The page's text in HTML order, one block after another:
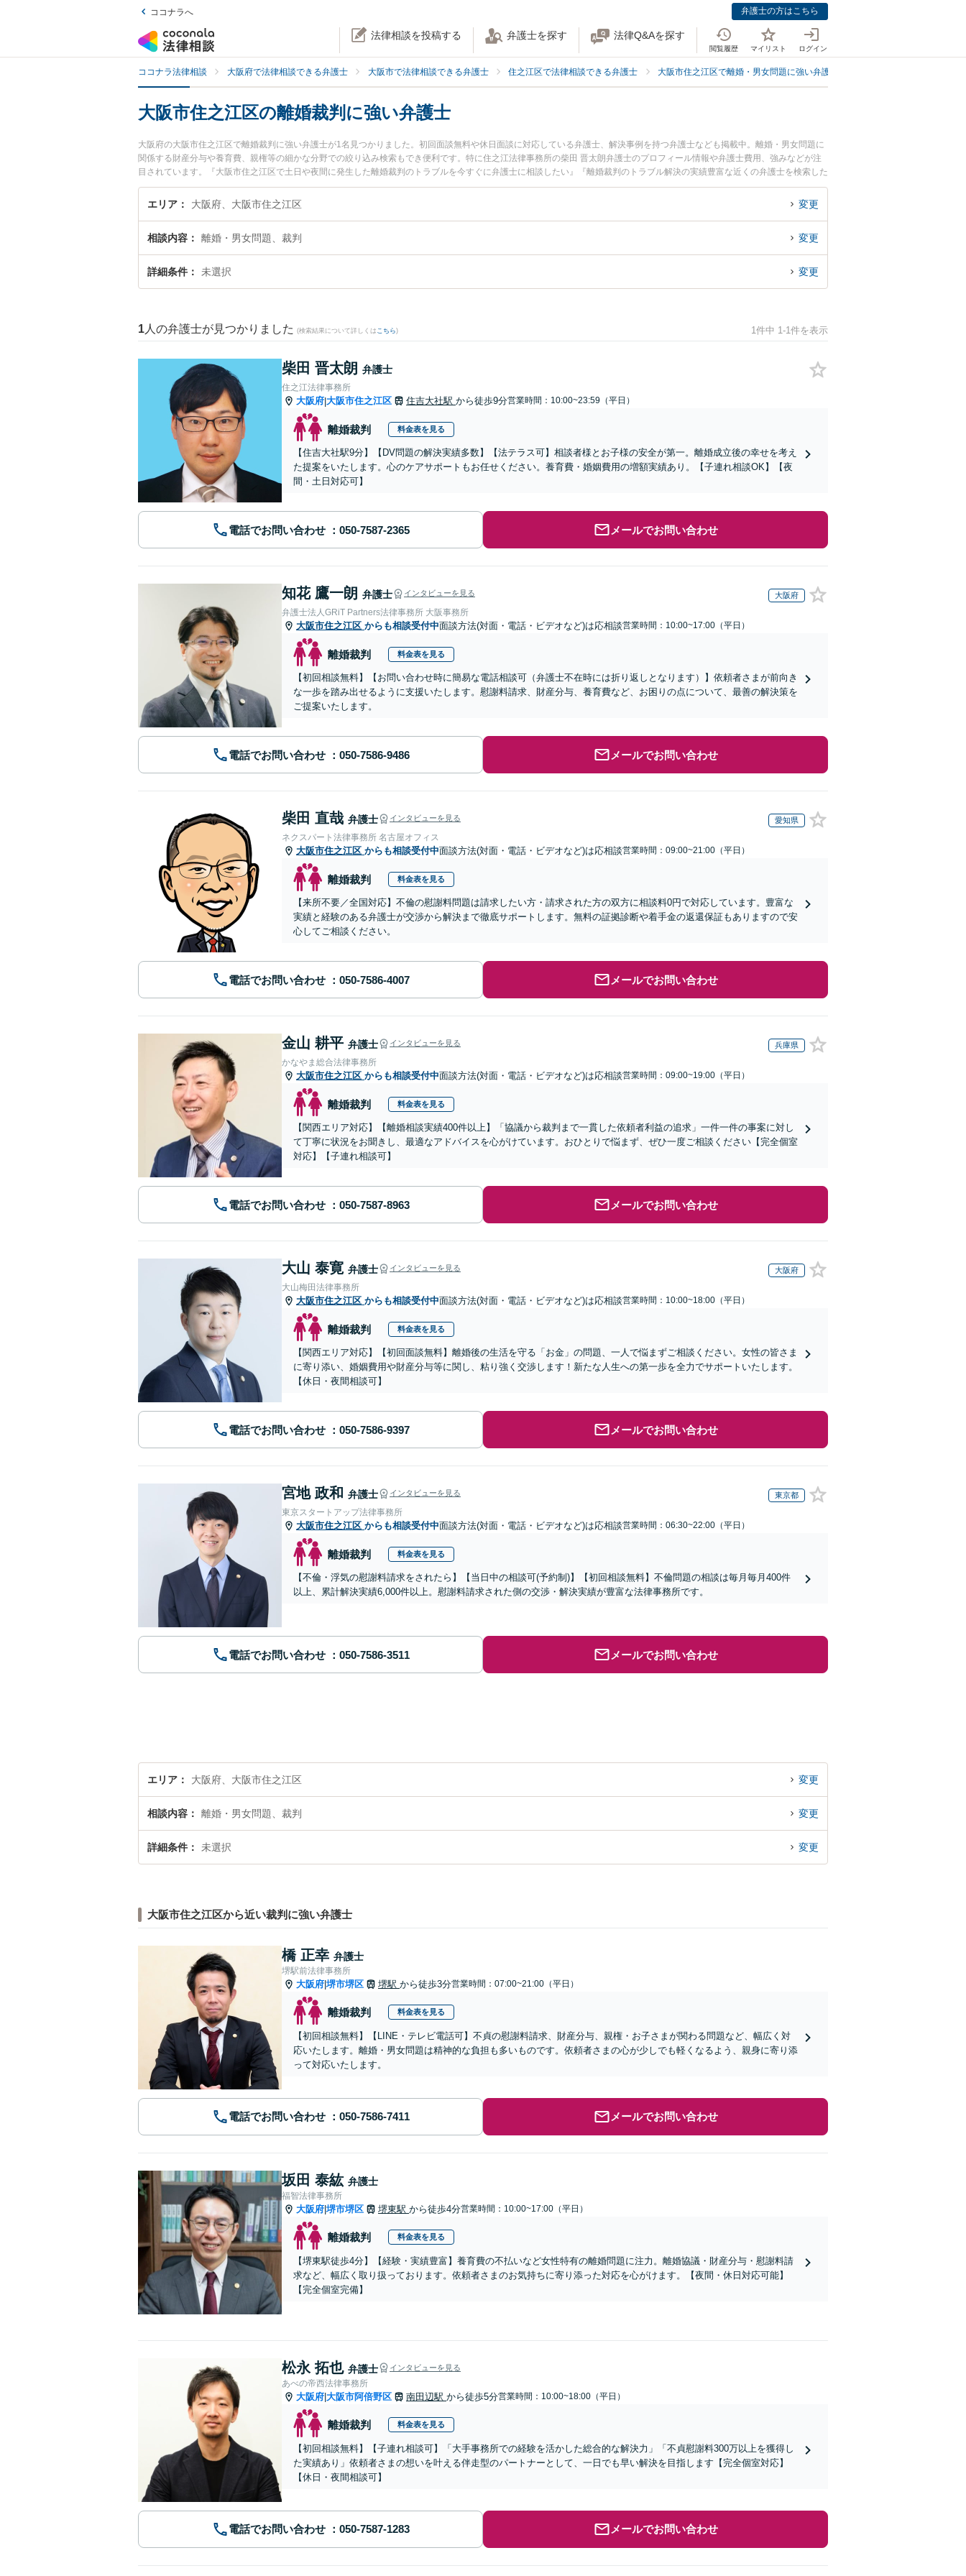
ココナラへ 弁護士の方はこちら
法律相談を投稿する 弁護士を探す 法律Q&Aを探す
閲覧履歴 マイリスト ログイン
ココナラ法律相談 大阪府で法律相談できる弁護士 大阪市で法律相談できる弁護士 住之江区で法律相談できる弁護士 大阪市住之江区で離婚・男女問題に強い弁護士
大阪市住之江区の離婚裁判に強い弁護士
大阪府の大阪市住之江区で離婚裁判に強い弁護士が1名見つかりました。初回面談無料や休日面談に対応している弁護士、解決事例を持つ弁護士なども掲載中。離婚・男女問題に
関係する財産分与や養育費、親権等の細かな分野での絞り込み検索もでき便利です。特に住之江法律事務所の柴田 晋太朗弁護士のプロフィール情報や弁護士費用、強みなどが注
目されています。『大阪市住之江区で土日や夜間に発生した離婚裁判のトラブルを今すぐに弁護士に相談したい』『離婚裁判のトラブル解決の実績豊富な近くの弁護士を検索した
い』『初回相談無料で離婚裁判を法律相談できる大阪市住之江区内の弁護士に相談予約したい』などでお困りの相談者さんにおすすめです。
エリア 大阪府、大阪市住之江区 変更
相談内容 離婚・男女問題、裁判 変更
詳細条件 未選択 変更
1 人の弁護士が見つかりました (検索結果について詳しくは こちら) 1件中 1-1件を表示
柴田 晋太朗 弁護士
住之江法律事務所
大阪府|大阪市住之江区 住吉大社駅 から徒歩9分営業時間：10:00~23:59（平日）
離婚裁判 料金表を見る
【住吉大社駅9分】【DV問題の解決実績多数】【法テラス可】相談者様とお子様の安全が第一。離婚成立後の幸せを考え
た提案をいたします。心のケアサポートもお任せください。養育費・婚姻費用の増額実績あり。【子連れ相談OK】【夜
間・土日対応可】
電話でお問い合わせ メールでお問い合わせ
知花 鷹一朗 弁護士 インタビューを見る 大阪府
弁護士法人GRiT Partners法律事務所 大阪事務所
大阪市住之江区 からも相談受付中面談方法(対面・電話・ビデオなど)は応相談営業時間：10:00~17:00（平日）
離婚裁判 料金表を見る
【初回相談無料】【お問い合わせ時に簡易な電話相談可（弁護士不在時には折り返しとなります）】依頼者さまが前向き
な一歩を踏み出せるように支援いたします。慰謝料請求、財産分与、養育費など、お困りの点について、最善の解決策を
ご提案いたします。
電話でお問い合わせ メールでお問い合わせ
柴田 直哉 弁護士 インタビューを見る 愛知県
ネクスパート法律事務所 名古屋オフィス
大阪市住之江区 からも相談受付中面談方法(対面・電話・ビデオなど)は応相談営業時間：09:00~21:00（平日）
離婚裁判 料金表を見る
【来所不要／全国対応】不倫の慰謝料問題は請求したい方・請求された方の双方に相談料0円で対応しています。豊富な
実績と経験のある弁護士が交渉から解決まで徹底サポートします。無料の証拠診断や着手金の返還保証もありますので安
心してご相談ください。
電話でお問い合わせ メールでお問い合わせ
金山 耕平 弁護士 インタビューを見る 兵庫県
かなやま総合法律事務所
大阪市住之江区 からも相談受付中面談方法(対面・電話・ビデオなど)は応相談営業時間：09:00~19:00（平日）
離婚裁判 料金表を見る
【関西エリア対応】【離婚相談実績400件以上】「協議から裁判まで一貫した依頼者利益の追求」一件一件の事案に対し
て丁寧に状況をお聞きし、最適なアドバイスを心がけています。おひとりで悩まず、ぜひ一度ご相談ください【完全個室
対応】【子連れ相談可】
電話でお問い合わせ メールでお問い合わせ
大山 泰寛 弁護士 インタビューを見る 大阪府
大山梅田法律事務所
大阪市住之江区 からも相談受付中面談方法(対面・電話・ビデオなど)は応相談営業時間：10:00~18:00（平日）
離婚裁判 料金表を見る
【関西エリア対応】【初回面談無料】離婚後の生活を守る「お金」の問題、一人で悩まずご相談ください。女性の皆さま
に寄り添い、婚姻費用や財産分与等に関し、粘り強く交渉します！新たな人生への第一歩を全力でサポートいたします。
【休日・夜間相談可】
電話でお問い合わせ メールでお問い合わせ
宮地 政和 弁護士 インタビューを見る 東京都
東京スタートアップ法律事務所
大阪市住之江区 からも相談受付中面談方法(対面・電話・ビデオなど)は応相談営業時間：06:30~22:00（平日）
離婚裁判 料金表を見る
【不倫・浮気の慰謝料請求をされたら】【当日中の相談可(予約制)】【初回相談無料】不倫問題の相談は毎月毎月400件
以上、累計解決実績6,000件以上。慰謝料請求された側の交渉・解決実績が豊富な法律事務所です。
電話でお問い合わせ メールでお問い合わせ
エリア 大阪府、大阪市住之江区 変更
相談内容 離婚・男女問題、裁判 変更
詳細条件 未選択 変更
大阪市住之江区から近い裁判に強い弁護士
橋 正幸 弁護士
堺駅前法律事務所
大阪府 堺市堺区 堺駅 から徒歩3分営業時間：07:00~21:00（平日）
離婚裁判 料金表を見る
【初回相談無料】【LINE・テレビ電話可】不貞の慰謝料請求、財産分与、親権・お子さまが関わる問題など、幅広く対
応いたします。離婚・男女問題は精神的な負担も多いものです。依頼者さまの心が少しでも軽くなるよう、親身に寄り添
って対応いたします。
電話でお問い合わせ メールでお問い合わせ
坂田 泰紘 弁護士
福智法律事務所
大阪府 堺市堺区 堺東駅 から徒歩4分営業時間：10:00~17:00（平日）
離婚裁判 料金表を見る
【堺東駅徒歩4分】【経験・実績豊富】養育費の不払いなど女性特有の離婚問題に注力。離婚協議・財産分与・慰謝料請
求など、幅広く取り扱っております。依頼者さまのお気持ちに寄り添った対応を心がけます。【夜間・休日対応可能】
【完全個室完備】
松永 拓也 弁護士 インタビューを見る
あべの帝西法律事務所
大阪府 大阪市阿倍野区 南田辺駅 から徒歩5分営業時間：10:00~18:00（平日）
離婚裁判 料金表を見る
【初回相談無料】【子連れ相談可】「大手事務所での経験を活かした総合的な解決力」「不貞慰謝料300万以上を獲得し
た実績あり」依頼者さまの想いを叶える伴走型のパートナーとして、一日でも早い解決を目指します【完全個室対応】
【休日・夜間相談可】
電話でお問い合わせ メールでお問い合わせ